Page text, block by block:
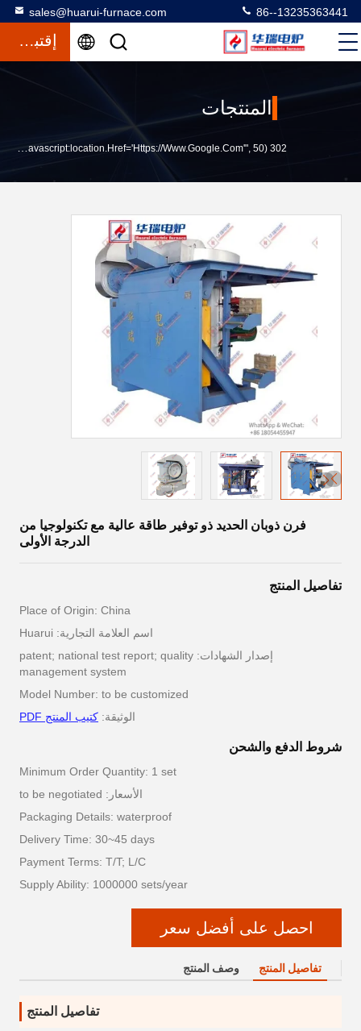
sales@huarui-furnace.com 86--13235363441
إقتباس
المنتجات
فرن ذوبان الحديد ذو توفير طاقة عالية مع تكنولوجيا من
الدرجة الأولى
تفاصيل المنتج
Place of Origin: China
اسم العلامة التجارية: Huarui
إصدار الشهادات: patent; national test report; quality
management system
Model Number: to be customized
الوثيقة: كتيب المنتج PDF
شروط الدفع والشحن
Minimum Order Quantity: 1 set
الأسعار: to be negotiated
Packaging Details: waterproof
Delivery Time: 30~45 days
Payment Terms: T/T; L/C
Supply Ability: 1000000 sets/year
احصل على أفضل سعر
تفاصيل المنتج وصف المنتج
تفاصيل المنتج